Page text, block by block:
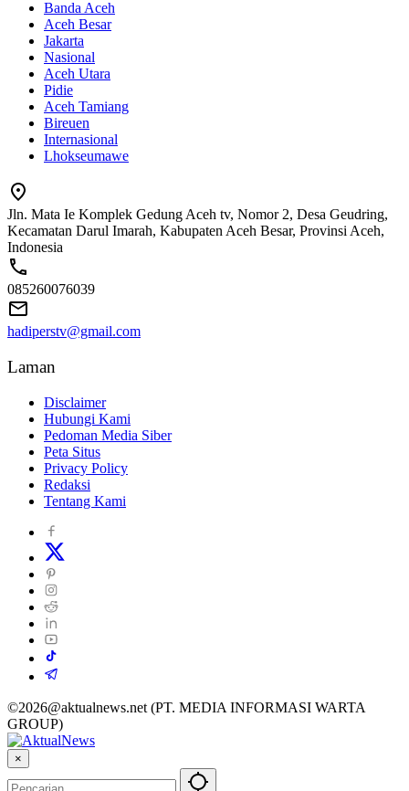
Banda Aceh
Aceh Besar
Jakarta
Nasional
Aceh Utara
Pidie
Aceh Tamiang
Bireuen
Internasional
Lhokseumawe
Jln. Mata Ie Komplek Gedung Aceh tv, Nomor 2, Desa Geudring,
Kecamatan Darul Imarah, Kabupaten Aceh Besar, Provinsi Aceh,
Indonesia
085260076039
hadiperstv@gmail.com
Laman
Disclaimer
Hubungi Kami
Pedoman Media Siber
Peta Situs
Privacy Policy
Redaksi
Tentang Kami
©2026@aktualnews.net (PT. MEDIA INFORMASI WARTA
GROUP)
×